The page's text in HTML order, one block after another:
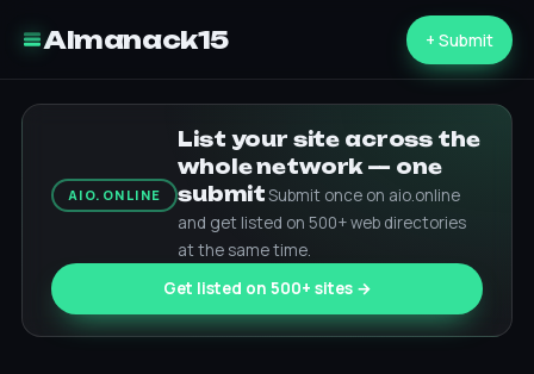
Almanack15 + Submit
AIO.ONLINE
List your site across the
whole network — one
submitSubmit once on aio.online
and get listed on 500+ web directories
at the same time.
Get listed on 500+ sites →